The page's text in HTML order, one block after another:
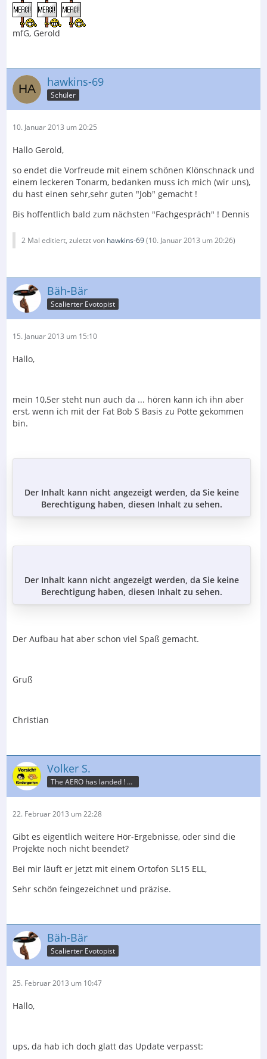
mfG, Gerold
hawkins-69
Schüler
10. Januar 2013 um 20:25
Hallo Gerold,
so endet die Vorfreude mit einem schönen Klönschnack und
einem leckeren Tonarm, bedanken muss ich mich (wir uns),
du hast einen sehr,sehr guten "Job" gemacht !
Bis hoffentlich bald zum nächsten "Fachgespräch" ! Dennis
2 Mal editiert, zuletzt von hawkins-69(10. Januar 2013 um 20:26)
Bäh-Bär
Scalierter Evotopist
15. Januar 2013 um 15:10
Hallo,
mein 10,5er steht nun auch da ... hören kann ich ihn aber
erst, wenn ich mit der Fat Bob S Basis zu Potte gekommen
bin.
Der Inhalt kann nicht angezeigt werden, da Sie keine
Berechtigung haben, diesen Inhalt zu sehen.
Der Inhalt kann nicht angezeigt werden, da Sie keine
Berechtigung haben, diesen Inhalt zu sehen.
Der Aufbau hat aber schon viel Spaß gemacht.
Gruß
Christian
Volker S.
The AERO has landed ! L.I.P.
22. Februar 2013 um 22:28
Gibt es eigentlich weitere Hör-Ergebnisse, oder sind die
Projekte noch nicht beendet?
Bei mir läuft er jetzt mit einem Ortofon SL15 ELL,
Sehr schön feingezeichnet und präzise.
Bäh-Bär
Scalierter Evotopist
25. Februar 2013 um 10:47
Hallo,
ups, da hab ich doch glatt das Update verpasst: